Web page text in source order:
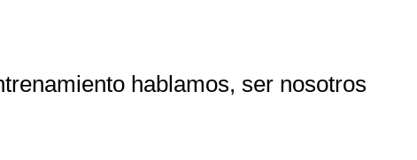
hablamos, ser nosotros